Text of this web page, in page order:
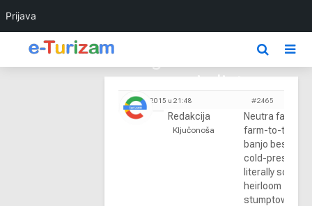
Prijava
Odgovor na: Your
movie list
01/04/2015 u 21:48 #2465
Redakcija
Ključonoša
Neutra fashion
farm-to-table,
banjo bespoke
cold-pressed
literally
heirloom
stumptown